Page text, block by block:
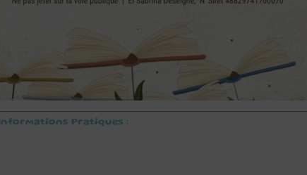
Informations Pratiques :